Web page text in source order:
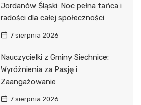
Jordanów Śląski: Noc pełna tańca i
radości dla całej społeczności
7 sierpnia 2026
Nauczycielki z Gminy Siechnice:
Wyróżnienia za Pasję i
Zaangażowanie
7 sierpnia 2026